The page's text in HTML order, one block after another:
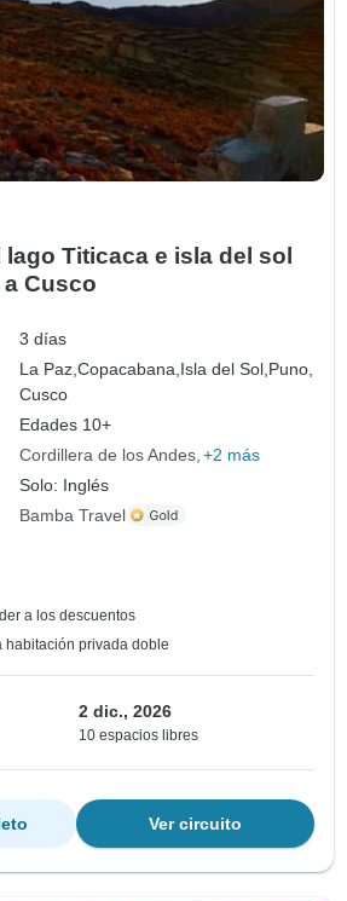
Titicaca e isla del sol
a Cusco
3 días
La Paz,Copacabana, Isla del Sol, Puno,
Cusco
Edades 10+
Cordillera de los Andes +2 más
Solo: Inglés
Bamba Travel
a los descuentos
habitación privada doble
2 dic., 2026
10 espacios libres
Ver circuito